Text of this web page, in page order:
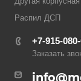
Распил ДСП
+7-915-
Заказать